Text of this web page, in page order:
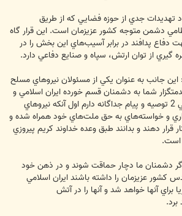
تهديدات جدي از حوزه فضايي كه از طريق
دشمن متوجه كشور عزيزمان است. اين قرار گاه
دفاع پدافند در برابر آسيب‌هاي اين بخش را در
گيري از توان ارتش، سپاه و صنايع دفاعي دارد.
اين جانب به عنوان يكي از مسئولان نيروهاي مسلح
شما به دشمنان قسم خورده ايران اسلامي و
نيروهاي مسلح ملل اسلامي 2 توصيه و پيام جداگانه دارم اول آنكه نيروهاي
و خواسته‌هاي به حق ملت‌هاي خود همراه شده و
قرار دهند و بدانند طبق وعده خداوند كريم پيروزي
است.
دشمنان ما دچار حماقت شوند و در ذهن خود
كشور عزيزمان را داشته باشند ايران اسلامي
آنها خواهد شد و آنها را در آتش